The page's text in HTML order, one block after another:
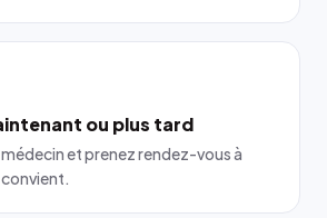
ou plus tard
et prenez rendez-vous à